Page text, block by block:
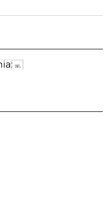
Data dodania: najnowsze